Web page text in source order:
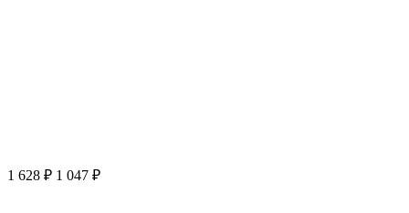
1 628 ₽ 1 047 ₽